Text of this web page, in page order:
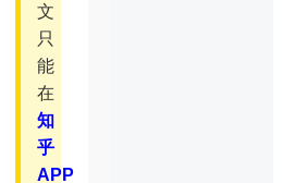
文
只
能
在
知
乎
APP